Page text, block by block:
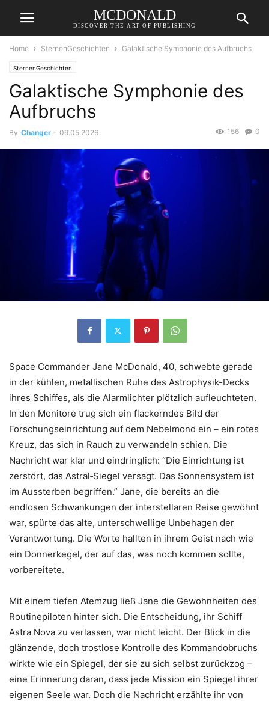
MCDONALD
DISCOVER THE ART OF PUBLISHING
Home SternenGeschichten Galaktische Symphonie des Aufbruchs
SternenGeschichten
Galaktische Symphonie des
Aufbruchs
By Changer - 09.05.2026 0
156
Space Commander Jane McDonald, 40, schwebte gerade
in der kühlen, metallischen Ruhe des Astrophysik-Decks
ihres Schiffes, als die Alarmlichter plötzlich aufleuchteten.
In den Monitore trug sich ein flackerndes Bild der
Forschungseinrichtung auf dem Nebelmond ein – ein rotes
Kreuz, das sich in Rauch zu verwandeln schien. Die
Nachricht war klar und eindringlich: “Die Einrichtung ist
zerstört, das Astral‑Siegel versagt. Das Sonnensystem ist
im Aussterben begriffen.” Jane, die bereits an die
endlosen Schwankungen der interstellaren Reise gewöhnt
war, spürte das alte, unterschwellige Unbehagen der
Verantwortung. Die Worte hallten in ihrem Geist nach wie
ein Donnerkegel, der auf das, was noch kommen sollte,
vorbereitete.
Mit einem tiefen Atemzug ließ Jane die Gewohnheiten des
Routinepiloten hinter sich. Die Entscheidung, ihr Schiff
Astra Nova zu verlassen, war nicht leicht. Der Blick in die
glänzende, doch trostlose Kontrolle des Kommandobruchs
wirkte wie ein Spiegel, der sie zu sich selbst zurückzog –
eine Erinnerung daran, dass jede Mission ein Spiegel ihrer
eigenen Seele war. Doch die Nachricht erzählte ihr von